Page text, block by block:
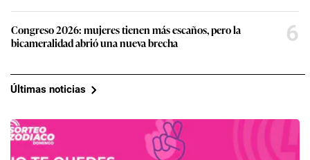
Congreso 2026: mujeres tienen más escaños, pero la
bicameralidad abrió una nueva brecha
6
Últimas noticias